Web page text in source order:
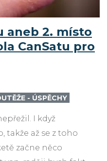
aneb 2. místo
CanSatu pro
- ÚSPĚCHY
I když
takže až se z toho
začne něco